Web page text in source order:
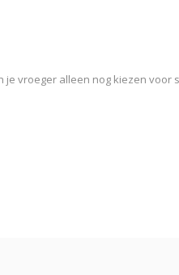
vroeger alleen nog kiezen voor